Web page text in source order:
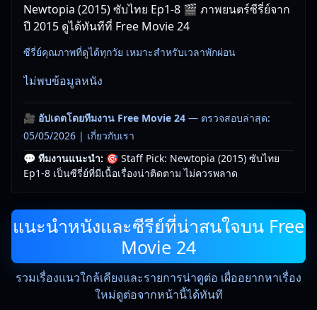
Newtopia (2015) ซับไทย Ep1-8 🎬 ภาพยนตร์ซีรี่ย์จาก
ปี 2015 ดูได้ทันทีที่ Free Movie 24
ซีรี่ย์คุณภาพที่ดูได้ทุกวัย เหมาะสำหรับเวลาพักผ่อน
ไม่พบข้อมูลหนัง
🎥 อัปเดตโดยทีมงาน Free Movie 24 — ตรวจสอบล่าสุด:
05/05/2026 | เกี่ยวกับเรา
💬 ทีมงานแนะนำ: 🎯 Staff Pick: Newtopia (2015) ซับไทย
Ep1-8 เป็นซีรี่ย์ที่มีเนื้อเรื่องน่าติดตาม ไม่ควรพลาด
แนะนำหนังและซีรีย์ที่น่าสนใจบน Free
Movie 24
รวมเรื่องแนวใกล้เคียงและรายการน่าดูต่อ เผื่ออยากหาเรื่อง
ใหม่ดูต่อจากหน้านี้ได้ทันที